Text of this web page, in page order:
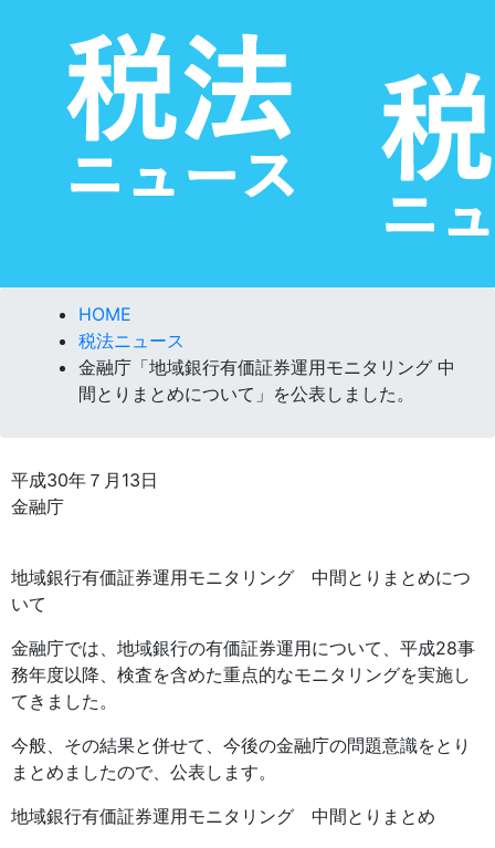
HOME
税法ニュース
金融庁「地域銀行有価証券運用モニタリング 中
間とりまとめについて」を公表しました。
平成30年７月13日
金融庁
地域銀行有価証券運用モニタリング 中間とりまとめにつ
いて
金融庁では、地域銀行の有価証券運用について、平成28事
務年度以降、検査を含めた重点的なモニタリングを実施し
てきました。
今般、その結果と併せて、今後の金融庁の問題意識をとり
まとめましたので、公表します。
地域銀行有価証券運用モニタリング 中間とりまとめ